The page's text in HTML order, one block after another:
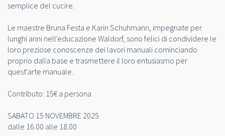
semplice del cucire.
Le maestre Bruna Festa e Karin Schuhmann, impegnate per
lunghi anni nell'educazione Waldorf, sono felici di condividere le
loro preziose conoscenze dei lavori manuali cominciando
proprio dalla base e trasmettere il loro entusiasmo per
quest'arte manuale.
Contributo: 15€ a persona
SABATO 15 NOVEMBRE 2025
dalle 16.00 alle 18.00